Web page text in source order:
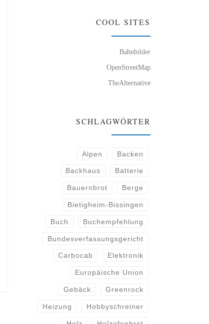
COOL SITES
Bahnbilder
OpenStreetMap
TheAlternative
SCHLAGWÖRTER
Alpen Backen
Backhaus Batterie
Bauernbrot Berge
Bietigheim-Bissingen
Buch Buchempfehlung
Bundesverfassungsgericht
Carbocab Elektronik
Europäische Union
Gebäck Greenrock
Heizung Hobbyschreiner